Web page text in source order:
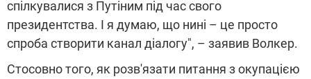
спілкувалися з Путіним під час свого
президентства. І я думаю, що нині – це просто
спроба створити канал діалогу", – заявив Волкер.
Стосовно того, як розв'язати питання з окупацією